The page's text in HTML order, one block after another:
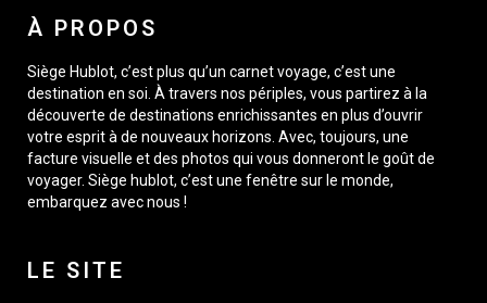
À PROPOS
Siège Hublot, c’est plus qu’un carnet voyage, c’est une
destination en soi. À travers nos périples, vous partirez à la
découverte de destinations enrichissantes en plus d’ouvrir
votre esprit à de nouveaux horizons. Avec, toujours, une
facture visuelle et des photos qui vous donneront le goût de
voyager. Siège hublot, c’est une fenêtre sur le monde,
embarquez avec nous !
LE SITE